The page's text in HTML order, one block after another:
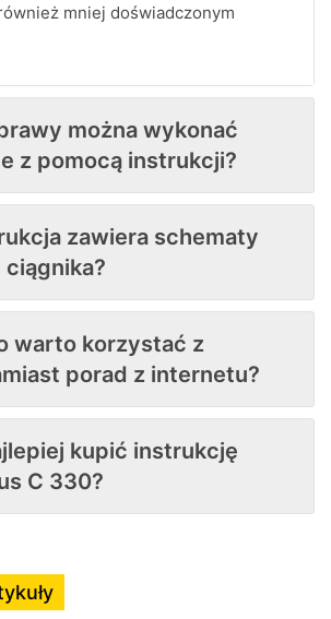
mniej doświadczonym
można wykonać
z pomocą instrukcji?
zawiera schematy
warto korzystać z
porad z internetu?
kupić instrukcję
C 330?